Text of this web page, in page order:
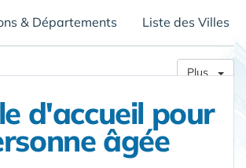
& Départements Liste des Villes
Plus
d'accueil pour
âgée